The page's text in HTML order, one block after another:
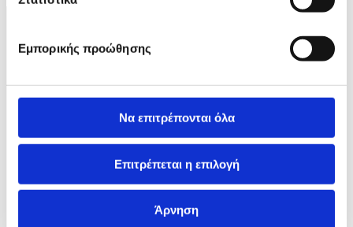
Εμπορικής προώθησης
Να επιτρέπονται όλα
Επιτρέπεται η επιλογή
Άρνηση